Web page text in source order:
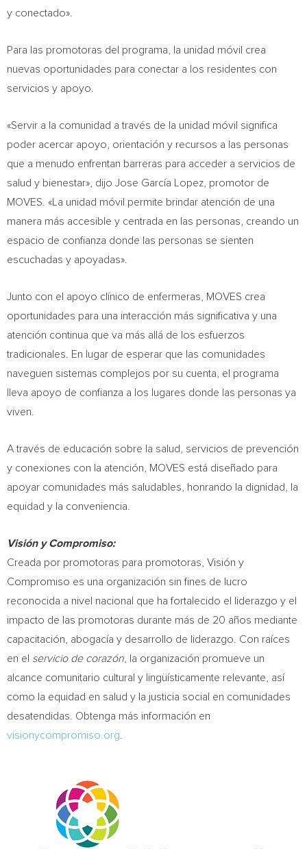
y conectado».
Para las promotoras del programa, la unidad móvil crea
nuevas oportunidades para conectar a los residentes con
servicios y apoyo.
«Servir a la comunidad a través de la unidad móvil significa
poder acercar apoyo, orientación y recursos a las personas
que a menudo enfrentan barreras para acceder a servicios de
salud y bienestar», dijo Jose García Lopez, promotor de
MOVES. «La unidad móvil permite brindar atención de una
manera más accesible y centrada en las personas, creando un
espacio de confianza donde las personas se sienten
escuchadas y apoyadas».
Junto con el apoyo clínico de enfermeras, MOVES crea
oportunidades para una interacción más significativa y una
atención continua que va más allá de los esfuerzos
tradicionales. En lugar de esperar que las comunidades
naveguen sistemas complejos por su cuenta, el programa
lleva apoyo de confianza a los lugares donde las personas ya
viven.
A través de educación sobre la salud, servicios de prevención
y conexiones con la atención, MOVES está diseñado para
apoyar comunidades más saludables, honrando la dignidad, la
equidad y la conveniencia.
Visión y Compromiso:
Creada por promotoras para promotoras, Visión y
Compromiso es una organización sin fines de lucro
reconocida a nivel nacional que ha fortalecido el liderazgo y el
impacto de las promotoras durante más de 20 años mediante
capacitación, abogacía y desarrollo de liderazgo. Con raíces
en el servicio de corazón , la organización promueve un
alcance comunitario cultural y lingüísticamente relevante, así
como la equidad en salud y la justicia social en comunidades
desatendidas. Obtenga más información en
visionycompromiso.org